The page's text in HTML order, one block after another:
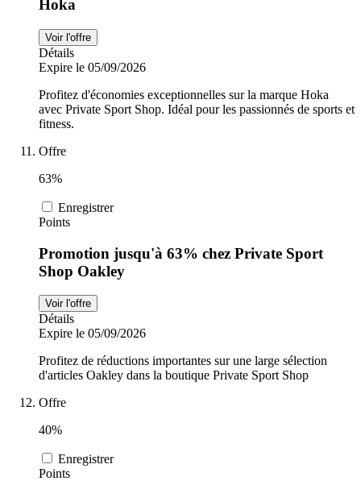
Hoka
Voir l'offre
Détails
Expire le 05/09/2026
Profitez d'économies exceptionnelles sur la marque Hoka
avec Private Sport Shop. Idéal pour les passionnés de sports et
fitness.
Offre
63%
Enregistrer
Points
Promotion jusqu'à 63% chez Private Sport
Shop Oakley
Voir l'offre
Détails
Expire le 05/09/2026
Profitez de réductions importantes sur une large sélection
d'articles Oakley dans la boutique Private Sport Shop
Offre
40%
Enregistrer
Points